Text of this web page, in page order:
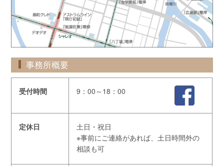
事務所概要
受付時間 9：00～18：00
定休日
土日・祝日
※事前にご連絡があれば、土日時間外の
相談も可